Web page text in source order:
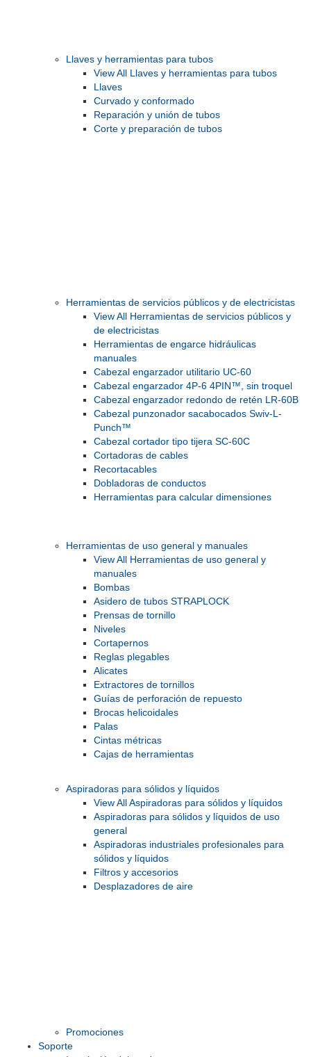
Llaves y herramientas para tubos
View All Llaves y herramientas para tubos
Llaves
Curvado y conformado
Reparación y unión de tubos
Corte y preparación de tubos
Herramientas de servicios públicos y de electricistas
View All Herramientas de servicios públicos y
de electricistas
Herramientas de engarce hidráulicas
manuales
Cabezal engarzador utilitario UC-60
Cabezal engarzador 4P-6 4PIN™, sin troquel
Cabezal engarzador redondo de retén LR-60B
Cabezal punzonador sacabocados Swiv-L-
Punch™
Cabezal cortador tipo tijera SC-60C
Cortadoras de cables
Recortacables
Dobladoras de conductos
Herramientas para calcular dimensiones
Herramientas de uso general y manuales
View All Herramientas de uso general y
manuales
Bombas
Asidero de tubos STRAPLOCK
Prensas de tornillo
Niveles
Cortapernos
Reglas plegables
Alicates
Extractores de tornillos
Guías de perforación de repuesto
Brocas helicoidales
Palas
Cintas métricas
Cajas de herramientas
Aspiradoras para sólidos y líquidos
View All Aspiradoras para sólidos y líquidos
Aspiradoras para sólidos y líquidos de uso
general
Aspiradoras industriales profesionales para
sólidos y líquidos
Filtros y accesorios
Desplazadores de aire
Promociones
Soporte